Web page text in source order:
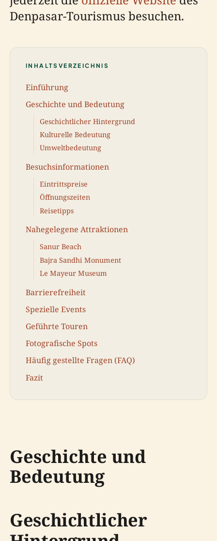
Denpasar-Tourismus besuchen.
INHALTSVERZEICHNIS
Einführung
Geschichte und Bedeutung
Geschichtlicher Hintergrund
Kulturelle Bedeutung
Umweltbedeutung
Besuchsinformationen
Eintrittspreise
Öffnungszeiten
Reisetipps
Nahegelegene Attraktionen
Sanur Beach
Bajra Sandhi Monument
Le Mayeur Museum
Barrierefreiheit
Spezielle Events
Geführte Touren
Fotografische Spots
Häufig gestellte Fragen (FAQ)
Fazit
Geschichte und
Bedeutung
Geschichtlicher